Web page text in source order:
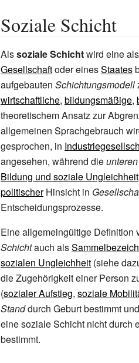
Soziale Schicht
Alssoziale Schichtwird eine
Gesellschaftoder einesStaates
aufgebauten Schichtungsmodell
wirtschaftliche, bildungsmäßige,
theoretischem Ansatz zur
allgemeinen Sprachgebrauch
gesprochen, in
angesehen, während die
Bildung und soziale Ungleichheit
politischerHinsicht in
Entscheidungsprozesse.
Eine allgemeingültige Definition
Schichtauch als
sozialen Ungleichheit (siehe
die Zugehörigkeit einer Person
(sozialer Aufstieg, soziale
Standdurch Geburt bestimmt
eine soziale Schicht nicht durch
bestimmt.